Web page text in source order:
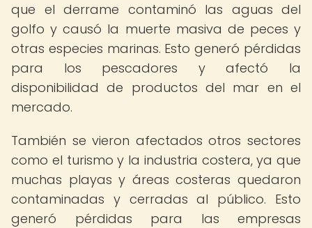
que el derrame contaminó las aguas del
golfo y causó la muerte masiva de peces y
otras especies marinas. Esto generó pérdidas
para los pescadores y afectó la
disponibilidad de productos del mar en el
mercado.
También se vieron afectados otros sectores
como el turismo y la industria costera, ya que
muchas playas y áreas costeras quedaron
contaminadas y cerradas al público. Esto
generó pérdidas para las empresas